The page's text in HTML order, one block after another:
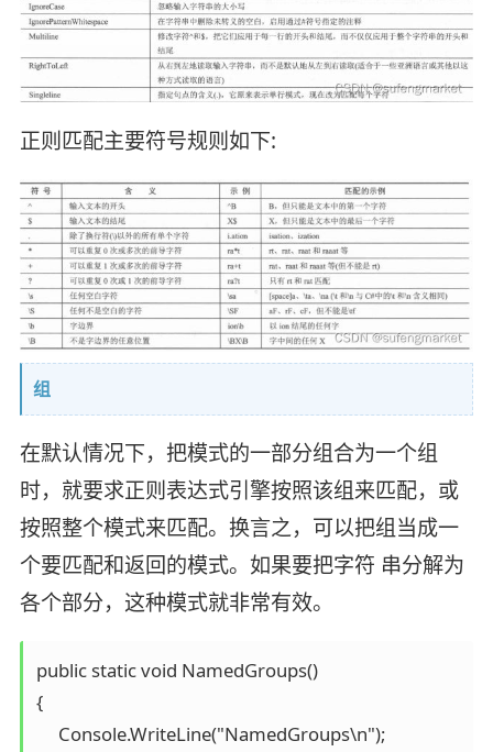
正则匹配主要符号规则如下:
组
在默认情况下，把模式的一部分组合为一个组
时，就要求正则表达式引擎按照该组来匹配，或
按照整个模式来匹配。换言之，可以把组当成一
个要匹配和返回的模式。如果要把字符 串分解为
各个部分，这种模式就非常有效。
public static void NamedGroups()
{
     Console.WriteLine("NamedGroups\n");